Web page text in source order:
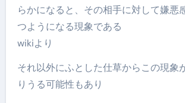
らかになると、その相手に対して嫌悪
つようになる現象である
wikiより
それ以外にふとした仕草からこの現象
りうる可能性もあり